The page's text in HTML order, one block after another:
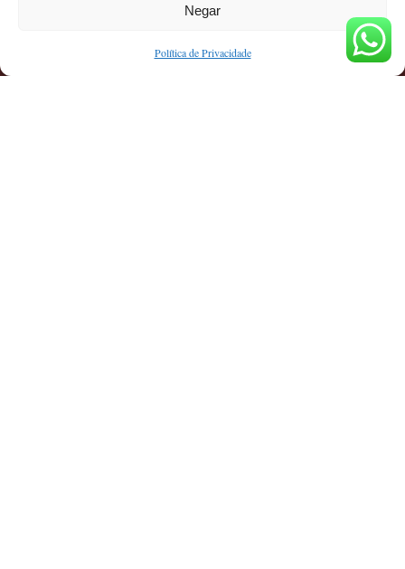
Negar
Política de Privacidade
Agenda de Eventos
Orçamento